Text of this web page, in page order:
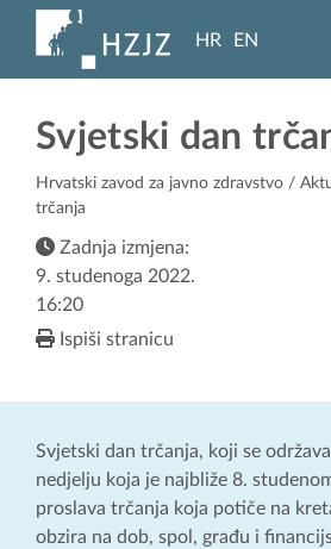
HR EN
Svjetski dan
Hrvatski zavod za javno zdravstvo /
trčanja
Zadnja izmjena:
9. studenoga 2022.
16:20
Ispiši stranicu
Svjetski dan trčanja, koji se
nedjelju koja je najbliže 8.
proslava trčanja koja potiče na
obzira na dob, spol, građu i